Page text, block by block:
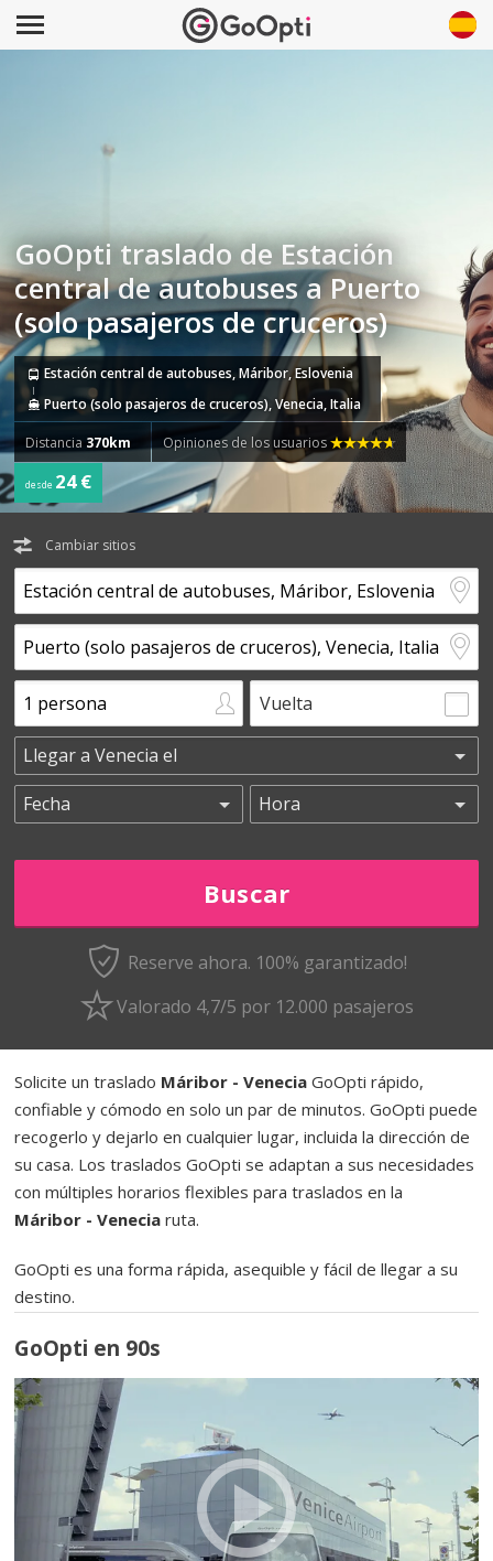
GoOpti traslado de Estación
central de autobuses a Puerto
(solo pasajeros de cruceros)
Estación central de autobuses, Máribor, Eslovenia
Puerto (solo pasajeros de cruceros), Venecia, Italia
Distancia 370km Opiniones de los usuarios
desde 24 €
Cambiar sitios
Vuelta
Reserve ahora. 100% garantizado!
Valorado 4,7/5 por 12.000 pasajeros
Solicite un traslado Máribor - Venecia GoOpti rápido,
confiable y cómodo en solo un par de minutos. GoOpti puede
recogerlo y dejarlo en cualquier lugar, incluida la dirección de
su casa. Los traslados GoOpti se adaptan a sus necesidades
con múltiples horarios flexibles para traslados en la
Máribor - Venecia ruta.
GoOpti es una forma rápida, asequible y fácil de llegar a su
destino.
GoOpti en 90s